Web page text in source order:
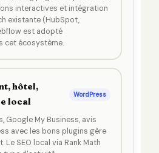
interactives et intégration
existante (HubSpot,
est adopté
cet écosystème.
hôtel,
local
WordPress
Google My Business, avis
avec les bons plugins gère
Le SEO local via Rank Math